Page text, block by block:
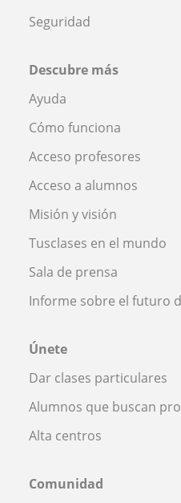
Seguridad
Descubre más
Ayuda
Cómo funciona
Acceso profesores
Acceso a alumnos
Misión y visión
Tusclases en el mundo
Sala de prensa
Informe sobre el futuro
Únete
Dar clases particulares
Alumnos que buscan
Alta centros
Comunidad